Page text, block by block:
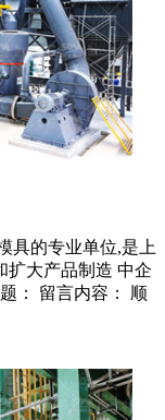
具的专业单位,是上
扩大产品制造 中企
： 留言内容： 顺